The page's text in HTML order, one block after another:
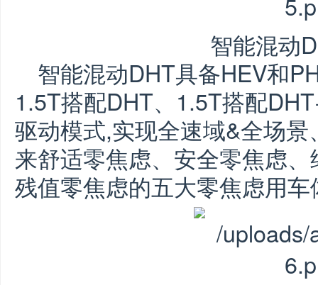
智能混动
智能混动DHT具备HEV和
1.5T搭配DHT、1.5T搭配
驱动模式,实现全速域&全场
来舒适零焦虑、安全零焦虑
残值零焦虑的五大零焦虑用车